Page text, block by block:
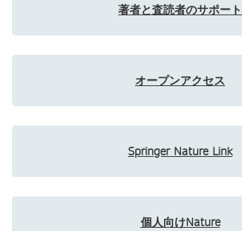
著者と査読者のサポート
オープンアクセス
Springer Nature Link
個人向けNature